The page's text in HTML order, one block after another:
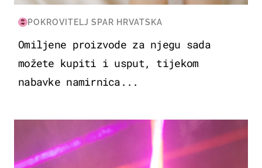
POKROVITELJ SPAR HRVATSKA
Omiljene proizvode za njegu sada
možete kupiti i usput, tijekom
nabavke namirnica...
KULTURA & ZABAVA